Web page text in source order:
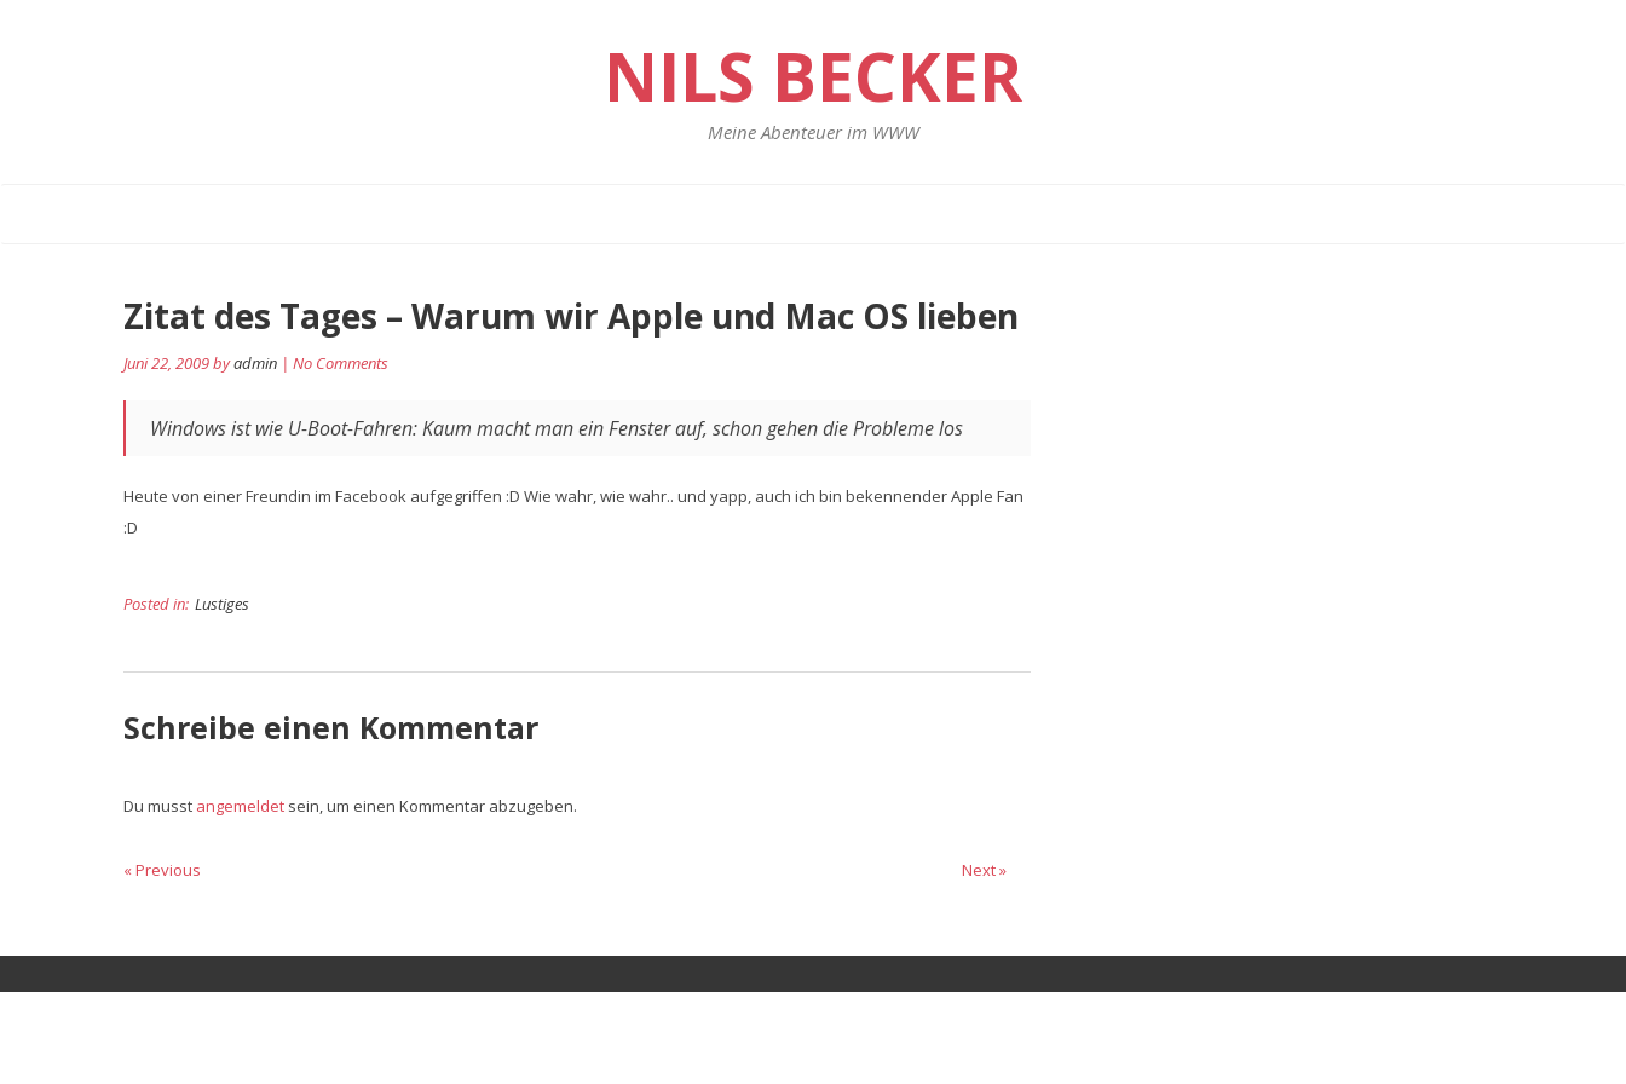
NILS BECKER
Meine Abenteuer im WWW
Zitat des Tages – Warum wir Apple und Mac OS lieben
Juni 22, 2009 byadmin | No Comments
Windows ist wie U-Boot-Fahren: Kaum macht man ein Fenster auf, schon gehen die Probleme los
Heute von einer Freundin im Facebook aufgegriffen :D Wie wahr, wie wahr.. und yapp, auch ich bin bekennender Apple Fan
:D
Posted in: Lustiges
Schreibe einen Kommentar
Du musst angemeldet sein, um einen Kommentar abzugeben.
Beitragsnavigation
« Previous Next »